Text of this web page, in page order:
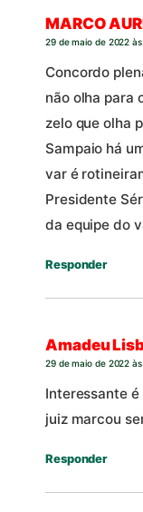
MARCO
29 de maio de 2022
Concordo
não olha para
zelo que olha
Sampaio há
var é
Presidente
da equipe do
Responder
Amadeu
29 de maio de 2022
Interessante
juiz marcou
Responder